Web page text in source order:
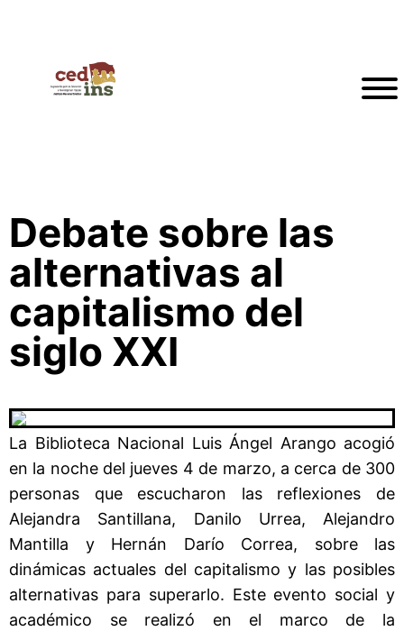
Debate sobre las
alternativas al
capitalismo del
siglo XXI
La Biblioteca Nacional Luis Ángel Arango acogió
en la noche del jueves 4 de marzo, a cerca de 300
personas que escucharon las reflexiones de
Alejandra Santillana, Danilo Urrea, Alejandro
Mantilla y Hernán Darío Correa, sobre las
dinámicas actuales del capitalismo y las posibles
alternativas para superarlo. Este evento social y
académico se realizó en el marco de la